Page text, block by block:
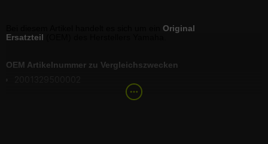
Original
Ersatzteil
OEM Artikelnummer zu Vergleichszwecken